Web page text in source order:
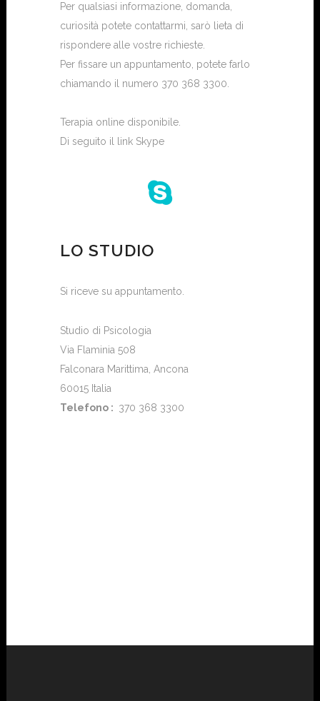
Per qualsiasi informazione, domanda,
curiosità potete contattarmi, sarò lieta di
rispondere alle vostre richieste.
Per fissare un appuntamento, potete farlo
chiamando il numero 370 368 3300.
Terapia online disponibile.
Di seguito il link Skype
LO STUDIO
Si riceve su appuntamento.
Studio di Psicologia
Via Flaminia 508
Falconara Marittima, Ancona
60015 Italia
Telefono : 370 368 3300